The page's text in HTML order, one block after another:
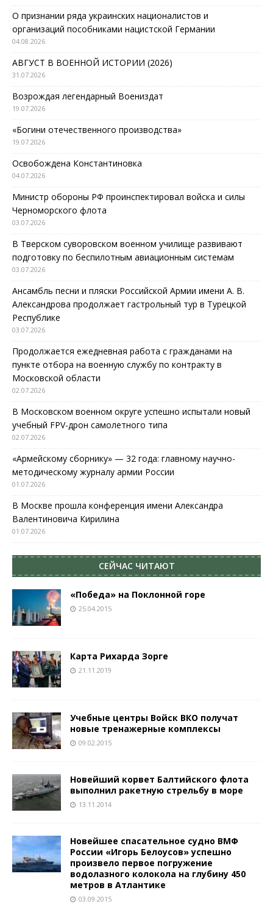
О признании ряда украинских националистов и
организаций пособниками нацистской Германии
04.08.2026
АВГУСТ В ВОЕННОЙ ИСТОРИИ (2026)
31.07.2026
Возрождая легендарный Воениздат
19.07.2026
«Богини отечественного производства»
19.07.2026
Освобождена Константиновка
04.07.2026
Министр обороны РФ проинспектировал войска и силы
Черноморского флота
03.07.2026
В Тверском суворовском военном училище развивают
подготовку по беспилотным авиационным системам
03.07.2026
Ансамбль песни и пляски Российской Армии имени А. В.
Александрова продолжает гастрольный тур в Турецкой
Республике
03.07.2026
Продолжается ежедневная работа с гражданами на
пункте отбора на военную службу по контракту в
Московской области
02.07.2026
В Московском военном округе успешно испытали новый
учебный FPV-дрон самолетного типа
02.07.2026
«Армейскому сборнику» — 32 года: главному научно-
методическому журналу армии России
01.07.2026
В Москве прошла конференция имени Александра
Валентиновича Кирилина
01.07.2026
СЕЙЧАС ЧИТАЮТ
«Победа» на Поклонной горе
25.04.2015
Карта Рихарда Зорге
21.11.2019
Учебные центры Войск ВКО получат
новые тренажерные комплексы
09.02.2015
Новейший корвет Балтийского флота
выполнил ракетную стрельбу в море
13.11.2014
Новейшее спасательное судно ВМФ
России «Игорь Белоусов» успешно
произвело первое погружение
водолазного колокола на глубину 450
метров в Атлантике
03.09.2015